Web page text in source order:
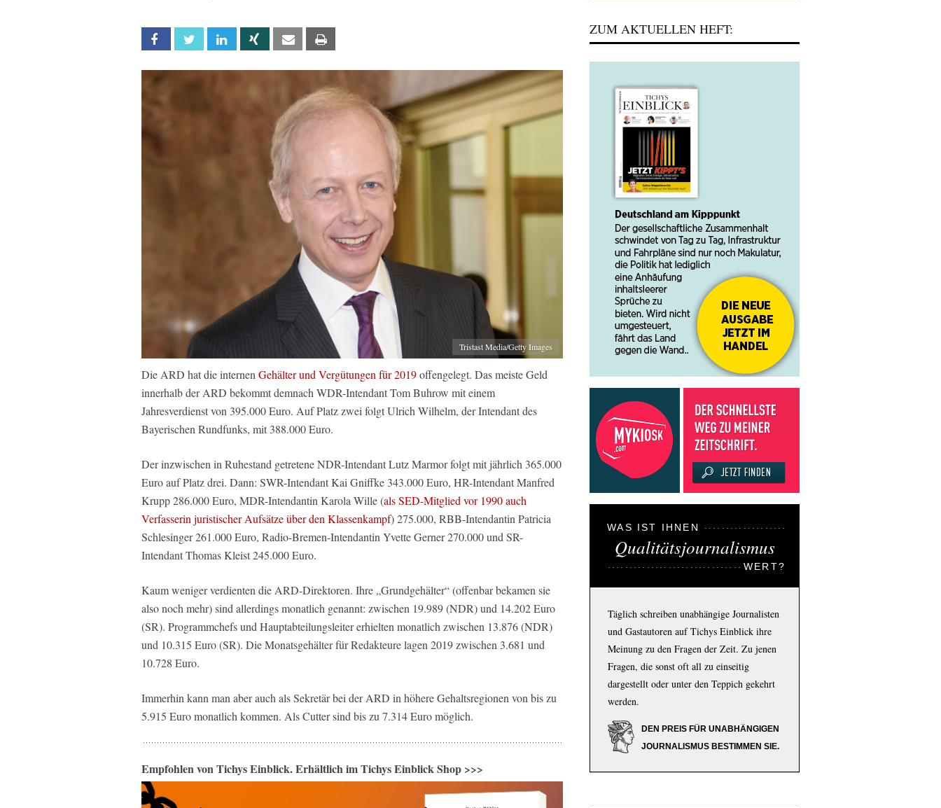
Facebook Twitter Linkedin Xing Email
Tristast Media/Getty Images
Die ARD hat die internen Gehälter und Vergütungen für 2019offengelegt. Das meiste Geld
innerhalb der ARD bekommt demnach WDR-Intendant Tom Buhrow mit einem
Jahresverdienst von 395.000 Euro. Auf Platz zwei folgt Ulrich Wilhelm, der Intendant des
Bayerischen Rundfunks, mit 388.000 Euro.
Der inzwischen in Ruhestand getretene NDR-Intendant Lutz Marmor folgt mit jährlich 365.000
Euro auf Platz drei. Dann: SWR-Intendant Kai Gniffke 343.000 Euro, HR-Intendant Manfred
Krupp 286.000 Euro, MDR-Intendantin Karola Wille (als SED-Mitglied vor 1990 auch
Verfasserin juristischer Aufsätze über den Klassenkampf) 275.000, RBB-Intendantin Patricia
Schlesinger 261.000 Euro, Radio-Bremen-Intendantin Yvette Gerner 270.000 und SR-
Intendant Thomas Kleist 245.000 Euro.
Kaum weniger verdienten die ARD-Direktoren. Ihre „Grundgehälter“ (offenbar bekamen sie
also noch mehr) sind allerdings monatlich genannt: zwischen 19.989 (NDR) und 14.202 Euro
(SR). Programmchefs und Hauptabteilungsleiter erhielten monatlich zwischen 13.876 (NDR)
und 10.315 Euro (SR). Die Monatsgehälter für Redakteure lagen 2019 zwischen 3.681 und
10.728 Euro.
Immerhin kann man aber auch als Sekretär bei der ARD in höhere Gehaltsregionen von bis zu
5.915 Euro monatlich kommen. Als Cutter sind bis zu 7.314 Euro möglich.
Empfohlen von Tichys Einblick. Erhältlich im Tichys Einblick Shop >>>
ZUM AKTUELLEN HEFT:
WAS IST IHNEN
Qualitätsjournalismus
WERT?
Täglich schreiben unabhängige Journalisten
und Gastautoren auf Tichys Einblick ihre
Meinung zu den Fragen der Zeit. Zu jenen
Fragen, die sonst oft all zu einseitig
dargestellt oder unter den Teppich gekehrt
werden.
DEN PREIS FÜR UNABHÄNGIGEN
JOURNALISMUS BESTIMMEN SIE.